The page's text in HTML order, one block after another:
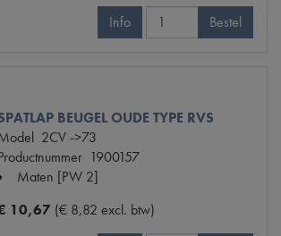
Info Bestel
BEUGEL OUDE TYPE RVS
2CV ->73
1900157
Maten [PW 2]
10,67 (€ 8,82 excl. btw)